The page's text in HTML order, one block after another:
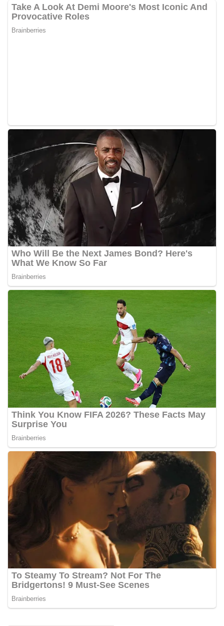
diharapkan dapat semakin mempererat
hubungan kemitraan antara Polri dan
masyarakat, sekaligus membangun kesadaran
sekaligus menumbuhkan semangat nasionalisme
warga dalam menyambut Hari Kemerdekaan RI.
Percepat Penanganan Infrastruktur Kota Medan,
Dinas SDABMBK Perkuat Sinergi dengan
Kecamatan
Ketua DPRD Medan Terima Silaturahmi Kapolres
Belawan, Bahas Narkoba, Kriminalitas hingga
Potensi Ekonomi
Bhabinkamtibmas Polsek Medan Sunggal
Sambangi Warga Kelurahan Sunggal, Ingatkan
Pemasangan Bendera Merah Putih Jelang HUT
Kemerdekaan RI‎‎Medan, 5 Agustus 2026 — Dalam
rangka menyambut Hari Ulang Tahun
Kemerdekaan Republik Indonesia yang ke-81,
Muliyadi Suraukur, melaksanakan kegiatan
sambang Door to Door System (DDS) kepada
warga di wilayah Kelurahan Sunggal, Kecamatan
Medan Sunggal, pada Rabu (05/08/2026).‎‎Kegiatan
tersebut berlangsung sejak pukul 09.00 WIB
hingga selesai, menyasar rumah-rumah warga di
beberapa lingkungan yang ada di kelurahan
tersebut.‎Sambang Langsung ke Rumah
Warga‎Dalam kegiatan ini, Aiptu Muliyadi
Suraukur mendatangi warga secara langsung dari
rumah ke rumah untuk menjalin silaturahmi
sekaligus menyampaikan pesan-pesan
kamtibmas. Kehadiran petugas disambut baik
oleh warga, yang sebagian besar tengah bersiap
menyambut momentum HUT Kemerdekaan RI
masing-masing.‎Dalam dialog yang berlangsung
akrab, Bhabinkamtibmas menyapa warga,
menanyakan kondisi keamanan dan kenyamanan
lingkungan tempat tinggal, serta membuka ruang
komunikasi dua arah agar warga dapat
menyampaikan keluhan maupun informasi terkait
situasi kamtibmas di sekitar mereka.‎‎‎Salah satu
poin utama yang disampaikan dalam kegiatan
sambang ini adalah imbauan kepada warga untuk
memasang bendera Merah Putih secara penuh,
bukan setengah tiang, sebagai bentuk
penghormatan dan rasa cinta tanah air
menjelang perayaan HUT Kemerdekaan RI.
Petugas mengingatkan bahwa pemasangan
bendera dengan benar merupakan salah satu
memperingati hari bersejarah bangsa
Indonesia.‎‎”Kami mengimbau kepada seluruh